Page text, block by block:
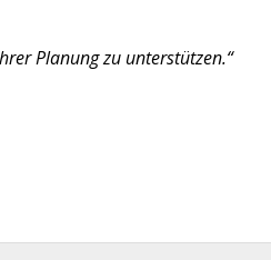
Planung zu unterstützen.“